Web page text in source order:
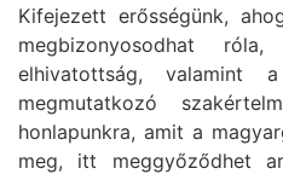
Kifejezett erősségünk,
megbizonyosodhat
elhivatottság, valamint
megmutatkozó
honlapunkra, amit a
meg, itt meggyőződhet